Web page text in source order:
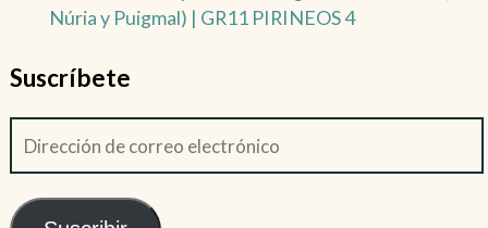
Núria y Puigmal) | GR11 PIRINEOS 4
Suscríbete